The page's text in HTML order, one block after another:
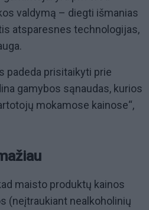
valdymą – diegti išmanias
atsparesnes technologijas,
padeda prisitaikyti prie
gamybos sąnaudas, kurios
mokamose kainose“,
maisto produktų kainos
(neįtraukiant nealkoholinių